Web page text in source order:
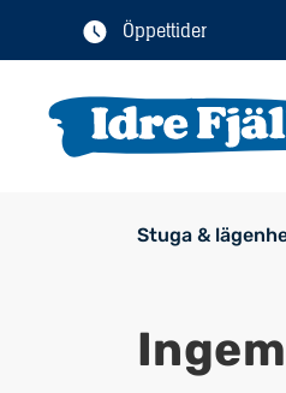
Öppettider
Stuga &